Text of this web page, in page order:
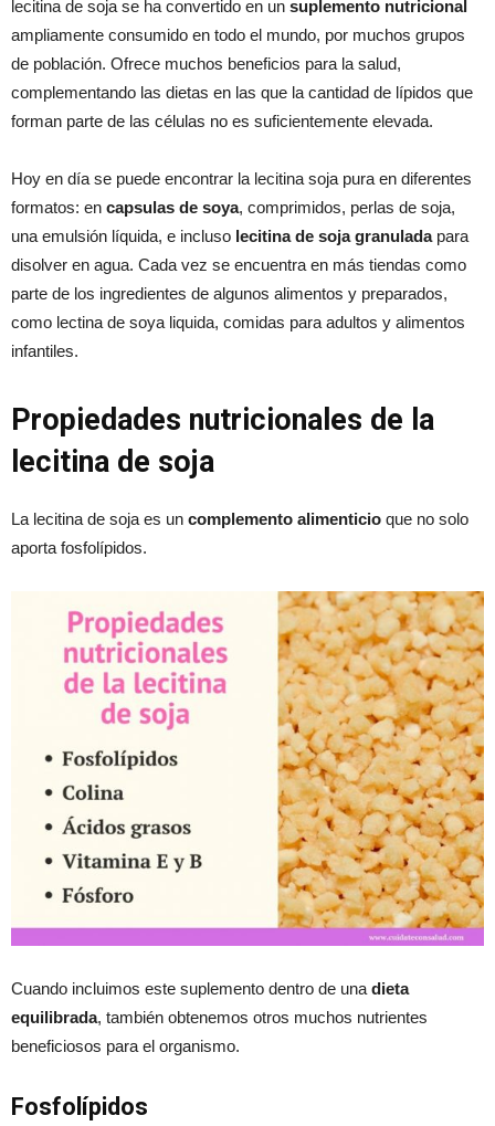
lecitina de soja se ha convertido en un suplemento nutricional
ampliamente consumido en todo el mundo, por muchos grupos
de población. Ofrece muchos beneficios para la salud,
complementando las dietas en las que la cantidad de lípidos que
forman parte de las células no es suficientemente elevada.
Hoy en día se puede encontrar la lecitina soja pura en diferentes
formatos: en capsulas de soya, comprimidos, perlas de soja,
una emulsión líquida, e incluso lecitina de soja granuladapara
disolver en agua. Cada vez se encuentra en más tiendas como
parte de los ingredientes de algunos alimentos y preparados,
como lectina de soya liquida, comidas para adultos y alimentos
infantiles.
Propiedades nutricionales de la
lecitina de soja
La lecitina de soja es un complemento alimenticio que no solo
aporta fosfolípidos.
Cuando incluimos este suplemento dentro de una dieta
equilibrada, también obtenemos otros muchos nutrientes
beneficiosos para el organismo.
Fosfolípidos